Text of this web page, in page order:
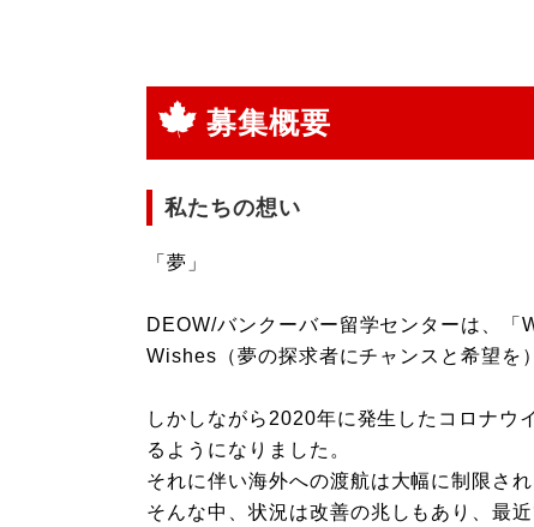
募集概要
私たちの想い
「夢」
DEOW/バンクーバー留学センターは、
Wishes（夢の探求者にチャンスと希望を
しかしながら2020年に発生したコロナウ
るようになりました。
それに伴い海外への渡航は大幅に制限さ
そんな中、状況は改善の兆しもあり、最